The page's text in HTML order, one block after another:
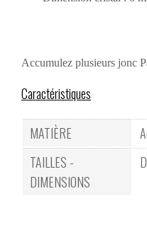
Accumulez plusieurs jonc
Caractéristiques
MATIÈRE
TAILLES -
DIMENSIONS